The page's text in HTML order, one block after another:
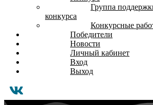
Группа
конкурса
Конкурсные
Победители
Новости
Личный кабинет
Вход
Выход